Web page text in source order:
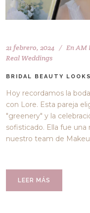
21 febrero, 2024 EnAM
Real Weddings
BRIDAL BEAUTY
Hoy recordamos la
con Lore. Esta pareja
"greenery" y la
sofisticado. Ella fue una
nuestro team de
LEER MÁS